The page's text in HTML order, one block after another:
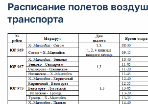
Расписание полетов
транспорта